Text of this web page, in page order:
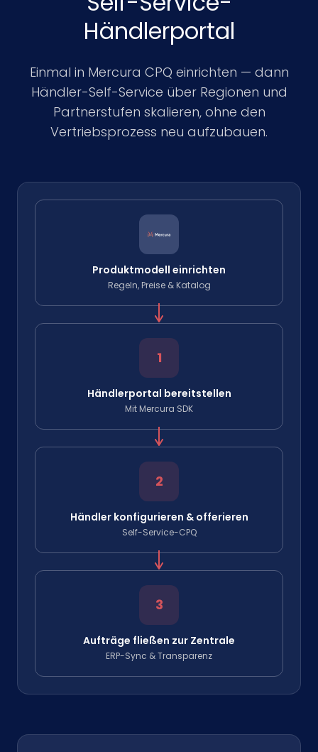
Händlerportal
Einmal in Mercura CPQ einrichten — dann
Händler-Self-Service über Regionen und
Partnerstufen skalieren, ohne den
Vertriebsprozess neu aufzubauen.
Produktmodell einrichten
Regeln, Preise & Katalog
1
Händlerportal bereitstellen
Mit Mercura SDK
2
Händler konfigurieren & offerieren
Self-Service-CPQ
3
Aufträge fließen zur Zentrale
ERP-Sync & Transparenz